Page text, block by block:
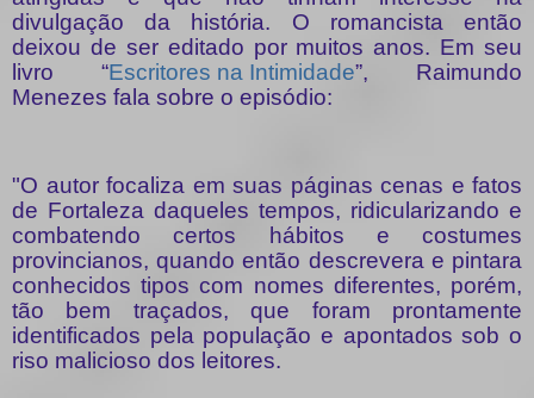
divulgação da história. O romancista então
deixou de ser editado por muitos anos. Em seu
livro “Escritores na Intimidade”, Raimundo
Menezes fala sobre o episódio:
"O autor focaliza em suas páginas cenas e fatos
de Fortaleza daqueles tempos, ridicularizando e
combatendo certos hábitos e costumes
provincianos, quando então descrevera e pintara
conhecidos tipos com nomes diferentes, porém,
tão bem traçados, que foram prontamente
identificados pela população e apontados sob o
riso malicioso dos leitores.